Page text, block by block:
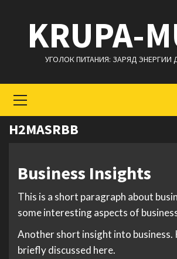
содержимому
KRUPA-
УГОЛОК ПИТАНИЯ: ЗАРЯД ЭНЕРГИИ
меню
H2MASRBB
Business Insights
This is a short paragraph about
some interesting aspects of
Another short insight into business.
briefly discussed here.